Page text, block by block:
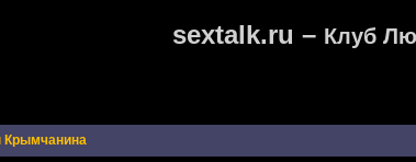
sextalk.ru – Клуб